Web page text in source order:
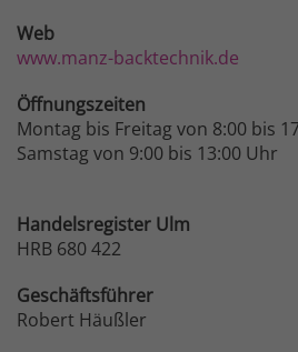
Web
www.manz-backtechnik.de
Öffnungszeiten
Montag bis Freitag von 8:00 bis
Samstag von 9:00 bis 13:00 Uhr
Handelsregister Ulm
HRB 680 422
Geschäftsführer
Robert Häußler